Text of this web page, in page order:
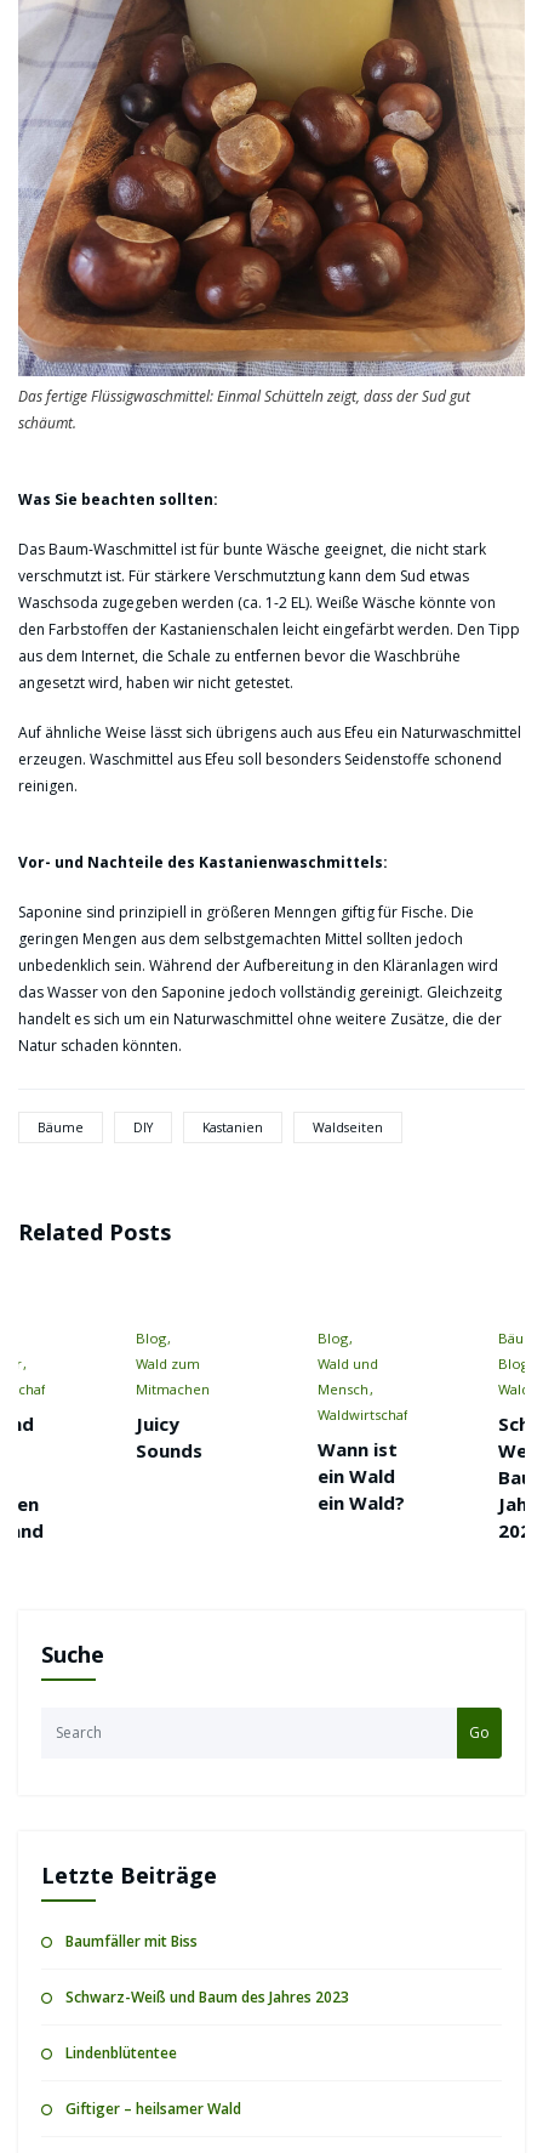
Das fertige Flüssigwaschmittel: Einmal Schütteln zeigt, dass der Sud gut
schäumt.
Was Sie beachten sollten:
Das Baum-Waschmittel ist für bunte Wäsche geeignet, die nicht stark
verschmutzt ist. Für stärkere Verschmutztung kann dem Sud etwas
Waschsoda zugegeben werden (ca. 1-2 EL). Weiße Wäsche könnte von
den Farbstoffen der Kastanienschalen leicht eingefärbt werden. Den Tipp
aus dem Internet, die Schale zu entfernen bevor die Waschbrühe
angesetzt wird, haben wir nicht getestet.
Auf ähnliche Weise lässt sich übrigens auch aus Efeu ein Naturwaschmittel
erzeugen. Waschmittel aus Efeu soll besonders Seidenstoffe schonend
reinigen.
Vor- und Nachteile des Kastanienwaschmittels:
Saponine sind prinzipiell in größeren Menngen giftig für Fische. Die
geringen Mengen aus dem selbstgemachten Mittel sollten jedoch
unbedenklich sein. Während der Aufbereitung in den Kläranlagen wird
das Wasser von den Saponine jedoch vollständig gereinigt. Gleichzeitg
handelt es sich um ein Naturwaschmittel ohne weitere Zusätze, die der
Natur schaden könnten.
Bäume DIY Kastanien Waldseiten
Related Posts
Waldwirtschaft
Suche
Go
Letzte Beiträge
Baumfäller mit Biss
Schwarz-Weiß und Baum des Jahres 2023
Lindenblütentee
Giftiger – heilsamer Wald